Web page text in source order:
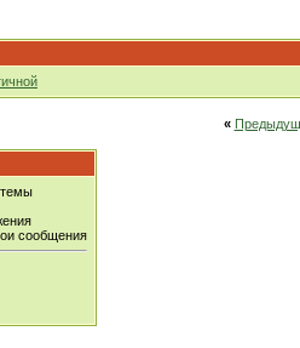
«
темы
сообщения